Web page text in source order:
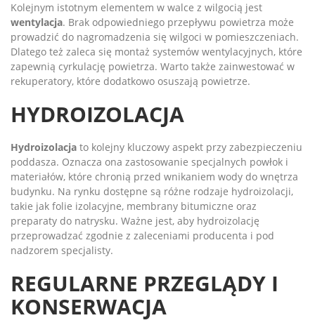
Kolejnym istotnym elementem w walce z wilgocią jest
wentylacja. Brak odpowiedniego przepływu powietrza może
prowadzić do nagromadzenia się wilgoci w pomieszczeniach.
Dlatego też zaleca się montaż systemów wentylacyjnych, które
zapewnią cyrkulację powietrza. Warto także zainwestować w
rekuperatory, które dodatkowo osuszają powietrze.
HYDROIZOLACJA
Hydroizolacja to kolejny kluczowy aspekt przy zabezpieczeniu
poddasza. Oznacza ona zastosowanie specjalnych powłok i
materiałów, które chronią przed wnikaniem wody do wnętrza
budynku. Na rynku dostępne są różne rodzaje hydroizolacji,
takie jak folie izolacyjne, membrany bitumiczne oraz
preparaty do natrysku. Ważne jest, aby hydroizolację
przeprowadzać zgodnie z zaleceniami producenta i pod
nadzorem specjalisty.
REGULARNE PRZEGLĄDY I
KONSERWACJA